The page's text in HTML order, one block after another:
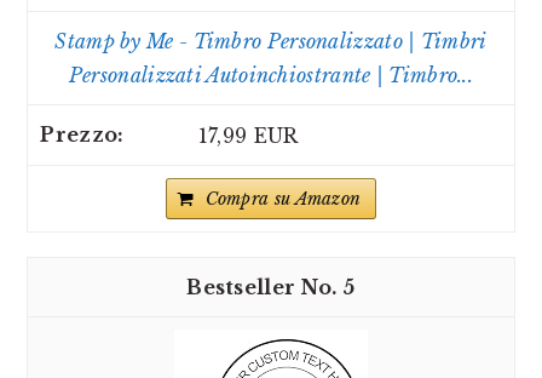
Stamp by Me - Timbro Personalizzato | Timbri
Personalizzati Autoinchiostrante | Timbro...
17,99 EUR
Compra su Amazon
5